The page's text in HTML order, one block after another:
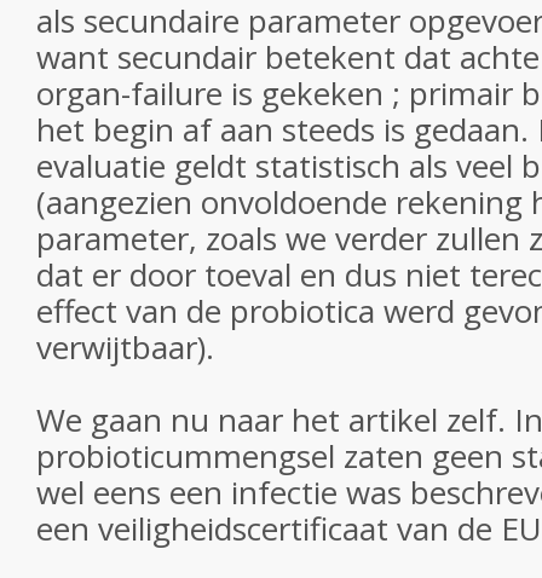
als secundaire parameter
want secundair betekent dat
organ-failure is gekeken ; primair
het begin af aan steeds is
evaluatie geldt statistisch als veel
(aangezien onvoldoende rekening
parameter, zoals we verder zullen
dat er door toeval en dus niet
effect van de probiotica werd
verwijtbaar).
We gaan nu naar het artikel zelf.
probioticummengsel zaten geen
wel eens een infectie was
een veiligheidscertificaat van de